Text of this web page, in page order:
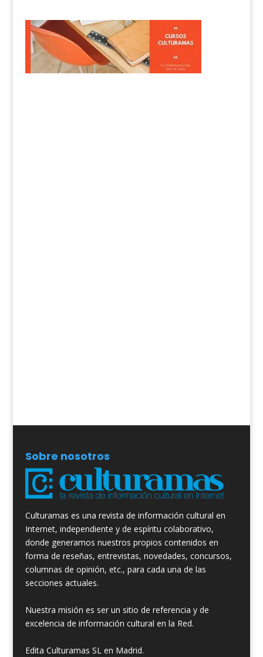
Sobre nosotros
Culturamas es una revista de información cultural en
Internet, independiente y de espíritu colaborativo,
donde generamos nuestros propios contenidos en
forma de reseñas, entrevistas, novedades, concursos,
columnas de opinión, etc., para cada una de las
secciones actuales.
Nuestra misión es ser un sitio de referencia y de
excelencia de información cultural en la Red.
Edita Culturamas SL en Madrid.